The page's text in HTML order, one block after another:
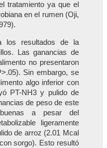
tratamiento ya que el
en el rumen (Oji,
los resultados de la
Las ganancias de
no presentaron
Sin embargo, se
algo inferior con
PT-NH3 y pulido de
de peso de este
a pesar del
ligeramente
de arroz (2.01 Mcal
sorgo). Esto resultó